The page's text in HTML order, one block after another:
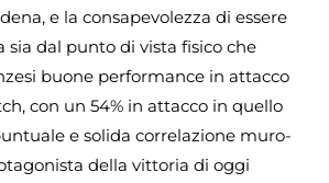
e la consapevolezza di essere
sia dal punto di vista fisico che
buone performance in attacco
con un 54% in attacco in quello
e solida correlazione muro-
della vittoria di oggi